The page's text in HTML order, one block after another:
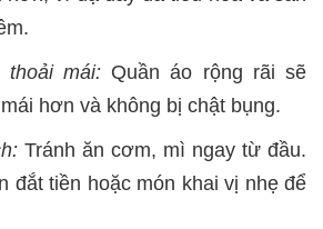
thoải mái: Quần áo rộng rãi sẽ
hơn và không bị chật bụng.
Tránh ăn cơm, mì ngay từ đầu.
đắt tiền hoặc món khai vị nhẹ để